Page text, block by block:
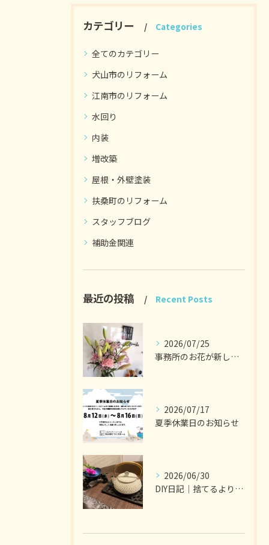
カテゴリー Categories
全てのカテゴリー
犬山市のリフォーム
江南市のリフォーム
水回り
内装
増改築
屋根・外壁塗装
扶桑町のリフォーム
スタッフブログ
補助金関連
最近の投稿 Recent Posts
2026/07/25
事務所のお花が新しくなりました。
2026/07/17
夏季休業日のお知らせ
2026/06/30
DIY日記｜捨てるより選ぶ暮らし